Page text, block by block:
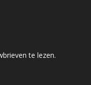
te lezen.